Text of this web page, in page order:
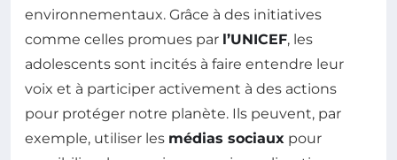
environnementaux. Grâce à des initiatives
comme celles promues par l’UNICEF, les
adolescents sont incités à faire entendre leur
voix et à participer activement à des actions
pour protéger notre planète. Ils peuvent, par
exemple, utiliser les médias sociaux pour